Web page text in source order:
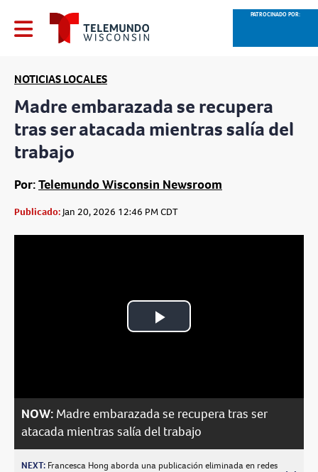
PATROCINADO POR:
NOTICIAS LOCALES
Madre embarazada se recupera
tras ser atacada mientras salía del
trabajo
Por:Telemundo Wisconsin Newsroom
Publicado:Jan 20, 2026 12:46 PM CDT
Play
NOW: Madre embarazada se recupera tras ser
atacada mientras salía del trabajo
NEXT: Francesca Hong aborda una publicación eliminada en redes